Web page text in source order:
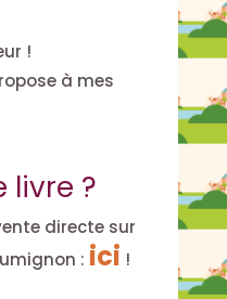
!
à mes
livre ?
directe sur
: ici !